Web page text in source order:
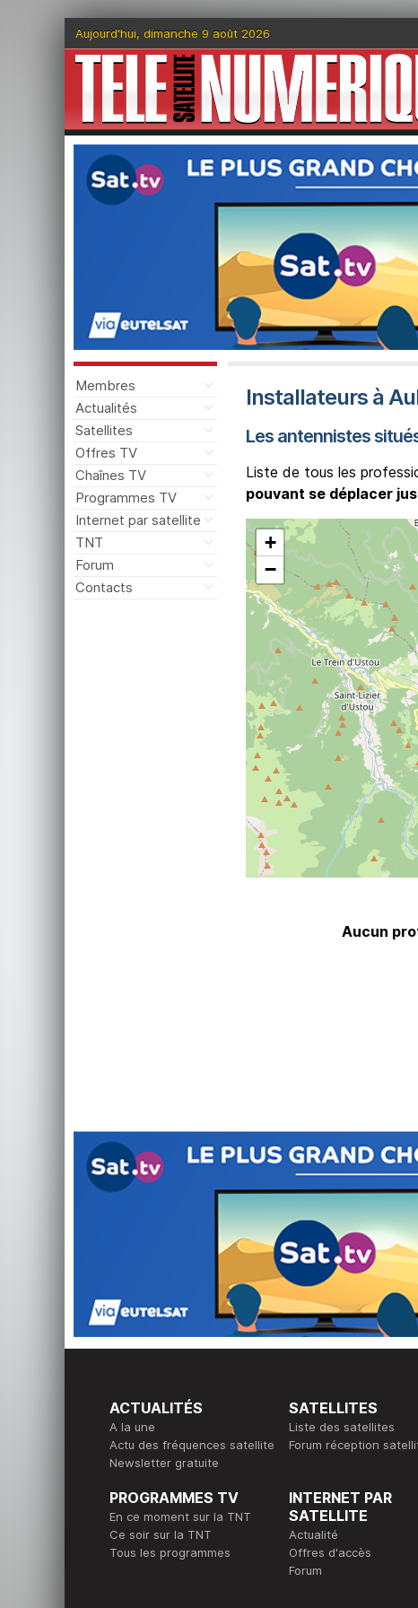
Aujourd'hui, dimanche 9 août 2026
Membres
Actualités
Satellites
Offres TV
Chaînes TV
Programmes TV
Internet par satellite
TNT
Forum
Contacts
Installateurs à
Les antennistes
Liste de tous les
pouvant se déplacer
+
−
Aucun
ACTUALITÉS
A la une
Actu des fréquences satellite
Newsletter gratuite
SATELLITES
Liste des satellites
Forum réception
PROGRAMMES TV
En ce moment sur la TNT
Ce soir sur la TNT
Tous les programmes
INTERNET PAR
SATELLITE
Actualité
Offres d'accès
Forum